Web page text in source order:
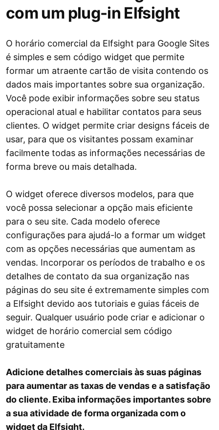
com um plug-in Elfsight
O horário comercial da Elfsight para Google Sites
é simples e sem código widget que permite
formar um atraente cartão de visita contendo os
dados mais importantes sobre sua organização.
Você pode exibir informações sobre seu status
operacional atual e habilitar contatos para seus
clientes. O widget permite criar designs fáceis de
usar, para que os visitantes possam examinar
facilmente todas as informações necessárias de
forma breve ou mais detalhada.
O widget oferece diversos modelos, para que
você possa selecionar a opção mais eficiente
para o seu site. Cada modelo oferece
configurações para ajudá-lo a formar um widget
com as opções necessárias que aumentam as
vendas. Incorporar os períodos de trabalho e os
detalhes de contato da sua organização nas
páginas do seu site é extremamente simples com
a Elfsight devido aos tutoriais e guias fáceis de
seguir. Qualquer usuário pode criar e adicionar o
widget de horário comercial sem código
gratuitamente
Adicione detalhes comerciais às suas páginas
para aumentar as taxas de vendas e a satisfação
do cliente. Exiba informações importantes sobre
a sua atividade de forma organizada com o
widget da Elfsight.